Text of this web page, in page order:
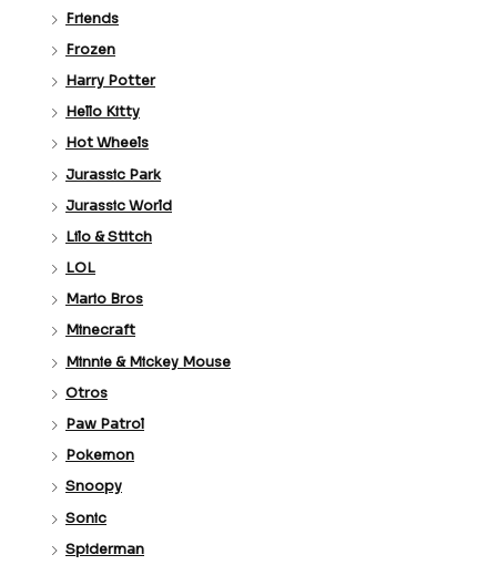
Friends
Frozen
Harry Potter
Hello Kitty
Hot Wheels
Jurassic Park
Jurassic World
Lilo & Stitch
LOL
Mario Bros
Minecraft
Minnie & Mickey Mouse
Otros
Paw Patrol
Pokemon
Snoopy
Sonic
Spiderman